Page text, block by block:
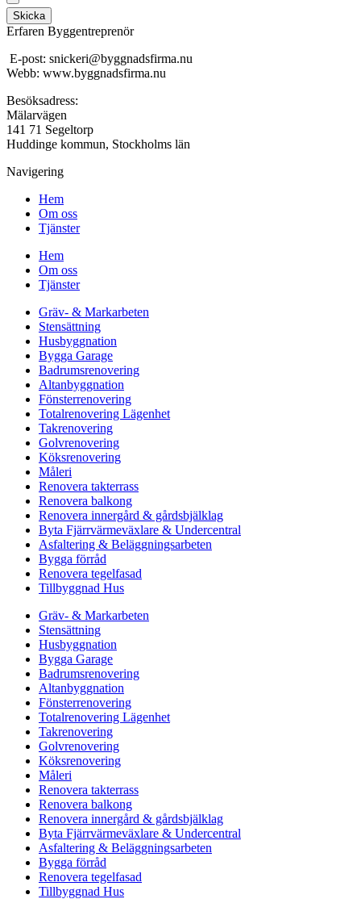
Skicka
Erfaren Byggentreprenör
E-post: snickeri@byggnadsfirma.nu
Webb: www.byggnadsfirma.nu
Besöksadress:
Mälarvägen
141 71 Segeltorp
Huddinge kommun, Stockholms län
Navigering
Hem
Om oss
Tjänster
Hem
Om oss
Tjänster
Gräv- & Markarbeten
Stensättning
Husbyggnation
Bygga Garage
Badrumsrenovering
Altanbyggnation
Fönsterrenovering
Totalrenovering Lägenhet
Takrenovering
Golvrenovering
Köksrenovering
Måleri
Renovera takterrass
Renovera balkong
Renovera innergård & gårdsbjälklag
Byta Fjärrvärmeväxlare & Undercentral
Asfaltering & Beläggningsarbeten
Bygga förråd
Renovera tegelfasad
Tillbyggnad Hus
Gräv- & Markarbeten
Stensättning
Husbyggnation
Bygga Garage
Badrumsrenovering
Altanbyggnation
Fönsterrenovering
Totalrenovering Lägenhet
Takrenovering
Golvrenovering
Köksrenovering
Måleri
Renovera takterrass
Renovera balkong
Renovera innergård & gårdsbjälklag
Byta Fjärrvärmeväxlare & Undercentral
Asfaltering & Beläggningsarbeten
Bygga förråd
Renovera tegelfasad
Tillbyggnad Hus